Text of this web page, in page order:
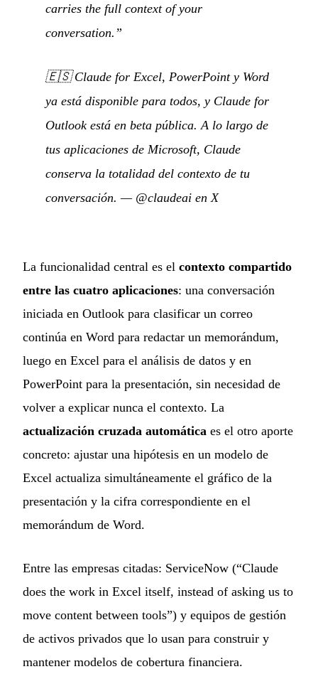
carries the full context of your
conversation.”
🇪🇸Claude for Excel, PowerPoint y Word
ya está disponible para todos, y Claude for
Outlook está en beta pública. A lo largo de
tus aplicaciones de Microsoft, Claude
conserva la totalidad del contexto de tu
conversación. — @claudeai en X
La funcionalidad central es el contexto compartido
entre las cuatro aplicaciones: una conversación
iniciada en Outlook para clasificar un correo
continúa en Word para redactar un memorándum,
luego en Excel para el análisis de datos y en
PowerPoint para la presentación, sin necesidad de
volver a explicar nunca el contexto. La
actualización cruzada automática es el otro aporte
concreto: ajustar una hipótesis en un modelo de
Excel actualiza simultáneamente el gráfico de la
presentación y la cifra correspondiente en el
memorándum de Word.
Entre las empresas citadas: ServiceNow (“Claude
does the work in Excel itself, instead of asking us to
move content between tools”) y equipos de gestión
de activos privados que lo usan para construir y
mantener modelos de cobertura financiera.